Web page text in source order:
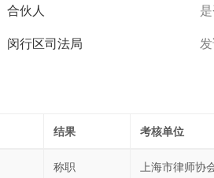
合伙人
闵行区司法局
结果 考核单位
称职 上海市律师协